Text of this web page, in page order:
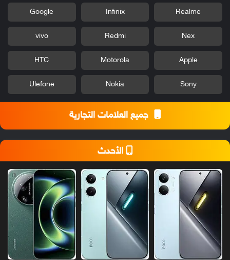
Realme
Infinix
Google
Nex
Redmi
vivo
Apple
Motorola
HTC
Sony
Nokia
Ulefone
جميع العلامات التجارية
الأحدث